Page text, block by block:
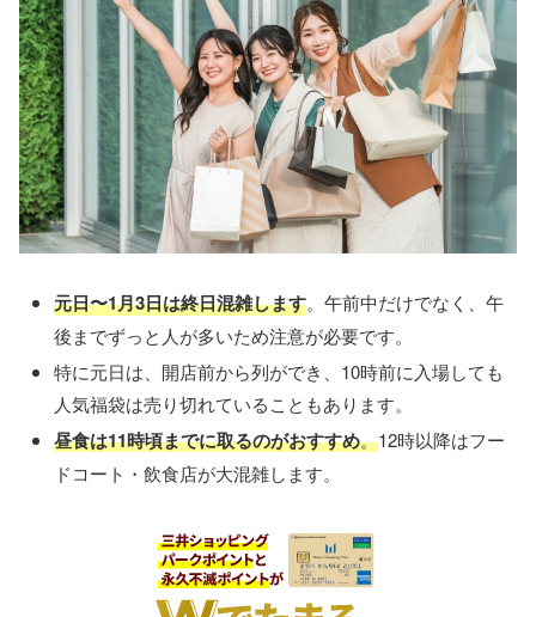
元日〜1月3日は終日混雑します。午前中だけでなく、午
後までずっと人が多いため注意が必要です。
特に元日は、開店前から列ができ、10時前に入場しても
人気福袋は売り切れていることもあります。
昼食は11時頃までに取るのがおすすめ。12時以降はフー
ドコート・飲食店が大混雑します。